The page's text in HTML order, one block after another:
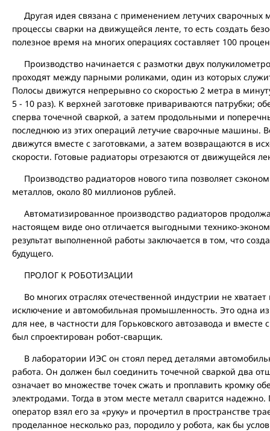
Другая идея связана с применением летучих сварочных
процессы сварки на движущейся ленте, то есть создать
полезное время на многих операциях составляет 100
Производство начинается с размотки двух
проходят между парными роликами, один из которых
Полосы движутся непрерывно со скоростью 2 метра в
5 - 10 раз). К верхней заготовке привариваются патрубки;
сперва точечной сваркой, а затем продольными и
последнюю из этих операций летучие сварочные машины.
движутся вместе с заготовками, а затем возвращаются в
скорости. Готовые радиаторы отрезаются от движущейся
Производство радиаторов нового типа позволяет
металлов, около 80 миллионов рублей.
Автоматизированное производство радиаторов
настоящем виде оно отличается выгодными технико-
результат выполненной работы заключается в том, что
будущего.
ПРОЛОГ К РОБОТИЗАЦИИ
Во многих отраслях отечественной индустрии не
исключение и автомобильная промышленность. Это одна
для нее, в частности для Горьковского автозавода и
был спроектирован робот-сварщик.
В лаборатории ИЭС он стоял перед деталями
работа. Он должен был соединить точечной сваркой два
означает во множестве точек сжать и проплавить кромку
электродами. Тогда в этом месте металл сварится
оператор взял его за «руку» и прочертил в пространстве
проделанное несколько раз, породило у робота, как бы